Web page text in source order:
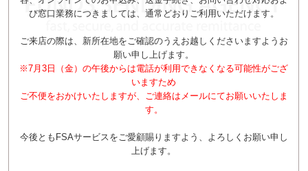
び窓口業務につきましては、通常どおりご利用いただけます。
ご来店の際は、新所在地をご確認のうえお越しくださいますようお
願い申し上げます。
※7月3日（金）の午後からは電話が利用できなくなる可能性がござ
いますため
ご不便をおかけいたしますが、ご連絡はメールにてお願いいたしま
す。
今後ともFSAサービスをご愛顧賜りますよう、よろしくお願い申し
上げます。